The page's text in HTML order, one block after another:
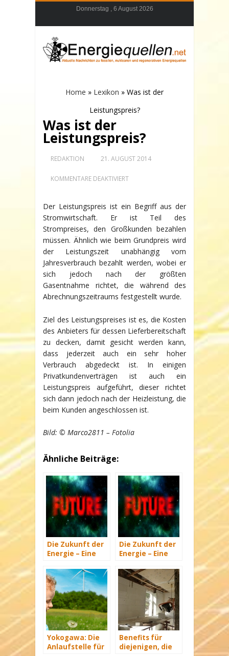
Donnerstag , 6 August 2026
Home » Lexikon » Was ist der
Leistungspreis?
Was ist der
Leistungspreis?
REDAKTION 21. AUGUST 2014
KOMMENTARE DEAKTIVIERTFÜR
LEISTUNGSPREIS?
Der Leistungspreis ist ein Begriff aus der
Stromwirtschaft. Er ist Teil des
Strompreises, den Großkunden bezahlen
müssen. Ähnlich wie beim Grundpreis wird
der Leistungszeit unabhängig vom
Jahresverbrauch bezahlt werden, wobei er
sich jedoch nach der größten
Gasentnahme richtet, die während des
Abrechnungszeitraums festgestellt wurde.
Ziel des Leistungspreises ist es, die Kosten
des Anbieters für dessen Lieferbereitschaft
zu decken, damit gesicht werden kann,
dass jederzeit auch ein sehr hoher
Verbrauch abgedeckt ist. In einigen
Privatkundenverträgen ist auch ein
Leistungspreis aufgeführt, dieser richtet
sich dann jedoch nach der Heizleistung, die
beim Kunden angeschlossen ist.
Bild: © Marco2811 – Fotolia
Ähnliche Beiträge:
Die Zukunft der
Energie – Eine
Die Zukunft der
Energie – Eine
Yokogawa: Die
Anlaufstelle für
Benefits für
diejenigen, die